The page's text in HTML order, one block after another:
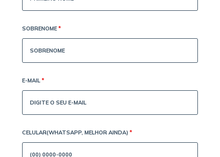
SOBRENOME *
E-MAIL *
CELULAR(WHATSAPP, MELHOR AINDA) *